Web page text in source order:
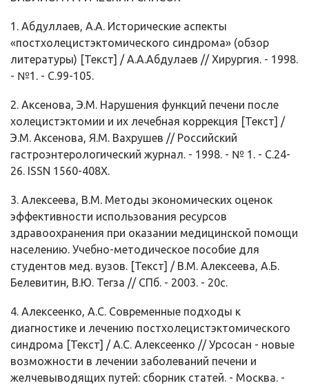
1. Абдуллаев, А.А. Исторические аспекты
«постхолецистэктомического синдрома» (обзор
литературы) [Текст] / А.А.Абдулаев // Хирургия. - 1998.
- №1. - С.99-105.
2. Аксенова, Э.М. Нарушения функций печени после
холецистэктомии и их лечебная коррекция [Текст] /
Э.М. Аксенова, Я.М. Вахрушев // Российский
гастроэнтерологический журнал. - 1998. - № 1. - С.24-
26. ISSN 1560-408Х.
3. Алексеева, В.М. Методы экономических оценок
эффективности использования ресурсов
здравоохранения при оказании медицинской помощи
населению. Учебно-методическое пособие для
студентов мед. вузов. [Текст] / В.М. Алексеева, А.Б.
Белевитин, В.Ю. Тегза // СПб. - 2003. - 20с.
4. Алексеенко, А.С. Современные подходы к
диагностике и лечению постхолецистэктомического
синдрома [Текст] / А.С. Алексеенко // Урсосан - новые
возможности в лечении заболеваний печени и
желчевыводящих путей: сборник статей. - Москва. -